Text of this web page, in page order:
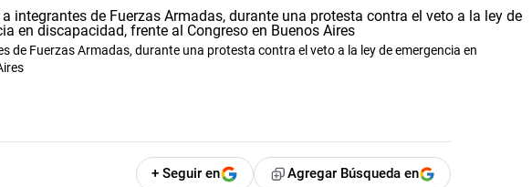
de Fuerzas Armadas, durante una protesta contra el veto a la ley de emergencia en
+ Seguir en Agregar Búsqueda en